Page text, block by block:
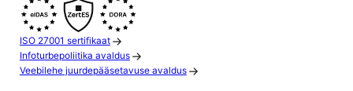
ISO 27001 sertifikaat
Infoturbepoliitika avaldus
Veebilehe juurdepääsetavuse avaldus